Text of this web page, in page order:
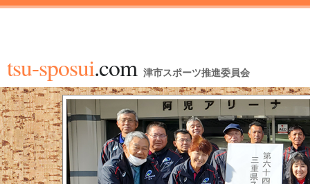
tsu-sposui.com 津市スポーツ推進委員会